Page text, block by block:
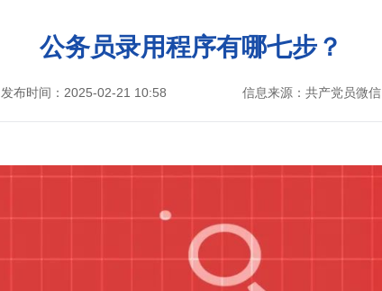
公务员录用程序有哪七步？
发布时间：2025-02-21 10:58 信息来源：共产党员微信